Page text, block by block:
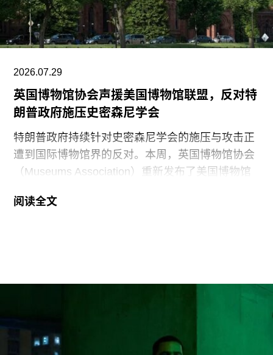
2026.07.29
英国博物馆协会声援美国博物馆联盟，反对特
朗普政府施压史密森尼学会
特朗普政府持续针对史密森尼学会的施压与攻击正
遭到国际博物馆界的反对。本周，英国博物馆协会
（Museums Association）重新发布了美国博物馆
月20日发表的一份声明，强烈谴责针对美国“国家
正博物馆所呈现的不准确信息”。7月4日，特朗普
尼学会及其管理层“未能完成阐释美国历史遗产这一
基本使命”。
阅读全文